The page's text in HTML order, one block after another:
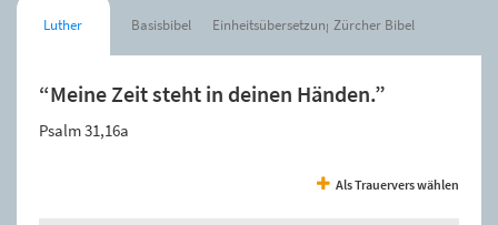
Luther Basisbibel Einheitsübersetzung Zürcher Bibel
“Meine Zeit steht in deinen Händen.”
Psalm 31,16a
Als Trauervers wählen